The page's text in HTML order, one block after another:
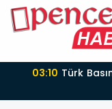
03:10